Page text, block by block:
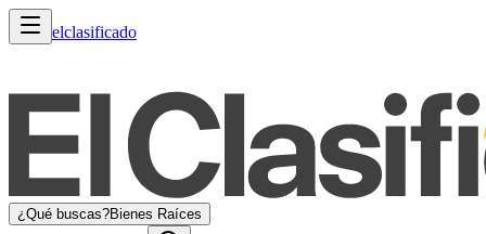
elclasificado
¿Qué buscas?Bienes Raíces